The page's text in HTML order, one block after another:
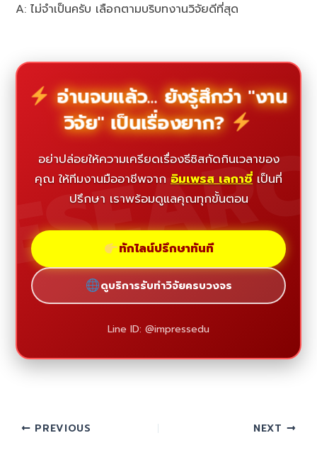
A: ไม่จำเป็นครับ เลือกตามบริบทงานวิจัยดีที่สุด
อ่านจบแล้ว... ยังรู้สึกว่า "งาน
วิจัย" เป็นเรื่องยาก?
อย่าปล่อยให้ความเครียดเรื่องธีซิสกัดกินเวลาของ
คุณ ให้ทีมงานมืออาชีพจาก อิมเพรส เลกาซี่ เป็นที่
ปรึกษา เราพร้อมดูแลคุณทุกขั้นตอน
ทักไลน์ปรึกษาทันที
ดูบริการรับทำวิจัยครบวงจร
Line ID: @impressedu
PREVIOUS NEXT